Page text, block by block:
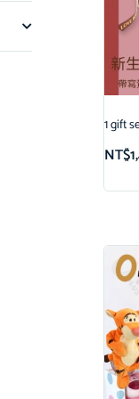
1 gift
NT$